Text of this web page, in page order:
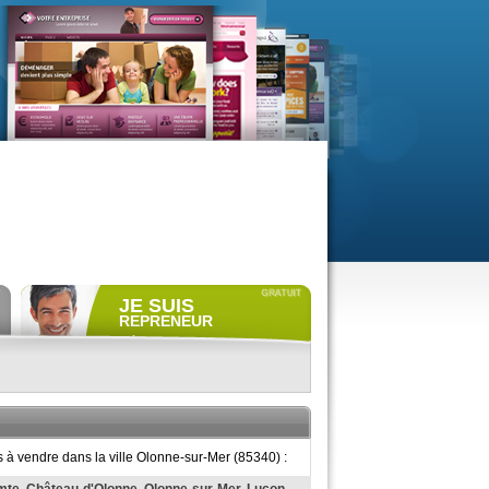
JE SUIS
REPRENEUR
Déposer gratuitementune
ACCÈS REPRENEUR
vendre dans la ville Olonne-sur-Mer (85340) :